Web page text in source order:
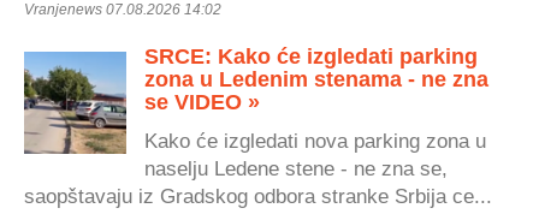
Vranjenews 07.08.2026 14:02
SRCE: Kako će izgledati parking
zona u Ledenim stenama - ne zna
se VIDEO »
Kako će izgledati nova parking zona u
naselju Ledene stene - ne zna se,
saopštavaju iz Gradskog odbora stranke Srbija ce...